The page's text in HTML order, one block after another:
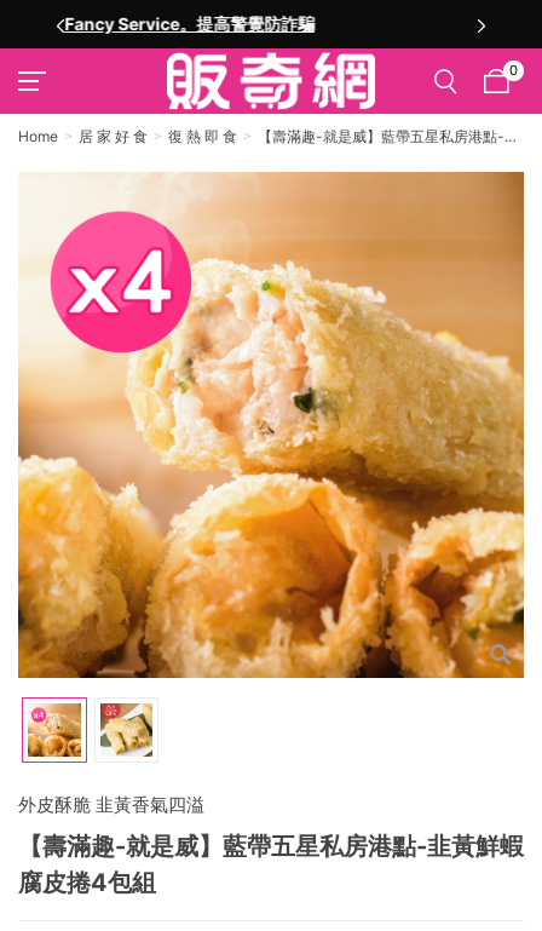
註冊就送購物金
0
Home 居 家 好 食 復 熱 即 食
【壽滿趣-就是威】藍帶五星私房港點-韭
外皮酥脆 韭黃香氣四溢
【壽滿趣-就是威】藍帶五星私房港點-韭黃鮮蝦
腐皮捲4包組